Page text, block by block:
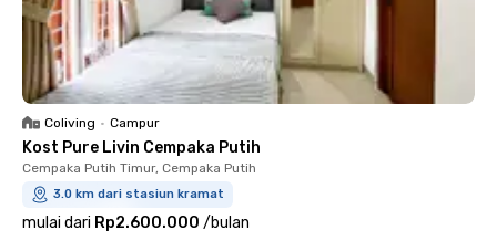
Coliving • Campur
Kost Pure Livin Cempaka Putih
Cempaka Putih Timur, Cempaka Putih
3.0 km dari stasiun kramat
mulai dari Rp2.600.000 /bulan